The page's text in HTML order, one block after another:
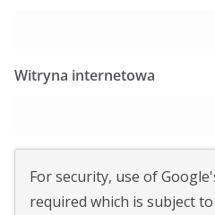
Witryna internetowa
For security, use of
required which is subject